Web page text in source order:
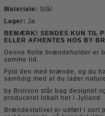
Materiale: Stål
Lager: Ja
BEMÆRK! SENDES KUN TIL
ELLER AFHENTES HOS BY
Denne flotte brændeholder er
samme tid.
Fyld den med brænde, og du
samtidig med at du lader
by Brorson står bag designet
produceret lokalt her i Jylland.
Brændestativet er udført i sort